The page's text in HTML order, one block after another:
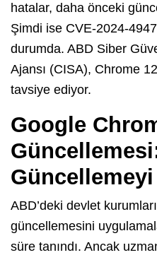
hatalar, daha önceki
Şimdi ise CVE-2024-
durumda. ABD Siber
Ajansı (CISA), Chrome
tavsiye ediyor.
Google
ABD’deki devlet
güncellemesini
süre tanındı. Ancak